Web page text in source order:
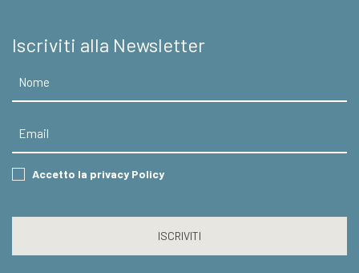
Iscriviti alla Newsletter
Consent
Accetto la privacy Policy